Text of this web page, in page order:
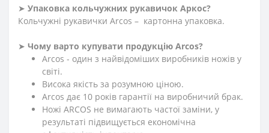
➤ Упаковка кольчужних рукавичок Аркос?
Кольчужні рукавички Arcos – картонна упаковка.
➤ Чому варто купувати продукцію Arcos?
Arcos - один з найвідоміших виробників ножів у
світі.
Висока якість за розумною ціною.
Arcos дає 10 років гарантії на виробничий брак.
Ножі ARCOS не вимагають частої заміни, у
результаті підвищується економічна